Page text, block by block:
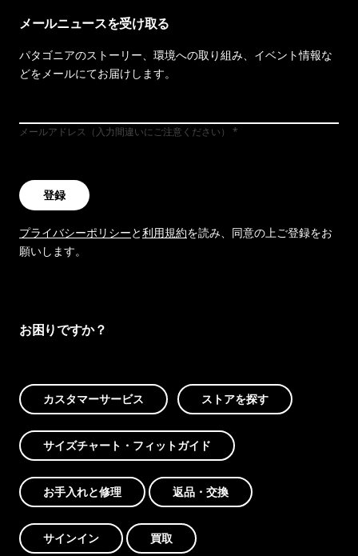
メールニュースを受け取る
パタゴニアのストーリー、環境への取り組み、イベント情報な
どをメールにてお届けします。
メールアドレス（入力間違いにご注意ください）
登録
プライバシーポリシーと利用規約を読み、同意の上ご登録をお
願いします。
お困りですか？
カスタマーサービス ストアを探す
サイズチャート・フィットガイド
お手入れと修理 返品・交換
サインイン 買取